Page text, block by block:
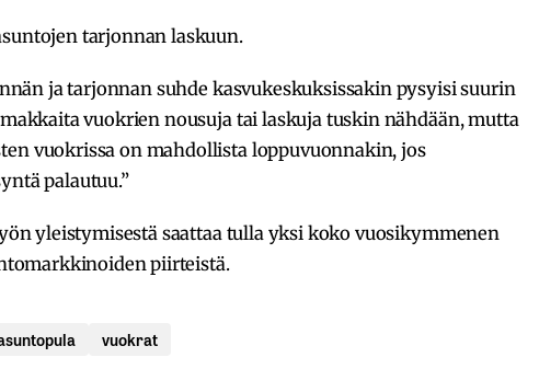
tarjonnan laskuun.
ja tarjonnan suhde kasvukeskuksissakin pysyisi suurin
vuokrien nousuja tai laskuja tuskin nähdään, mutta
vuokrissa on mahdollista loppuvuonnakin, jos
palautuu.”
yleistymisestä saattaa tulla yksi koko vuosikymmenen
piirteistä.
vuokrat